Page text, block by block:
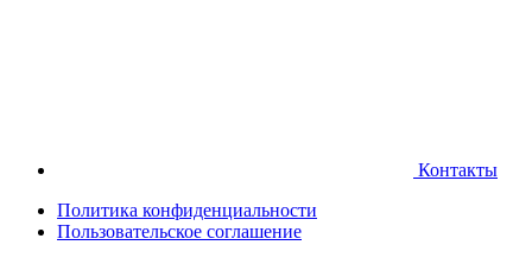
Контакты
Политика конфиденциальности
Пользовательское соглашение